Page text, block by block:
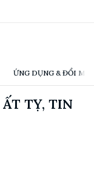
ỨNG DỤNG & ĐỔI
TỴ, TIN